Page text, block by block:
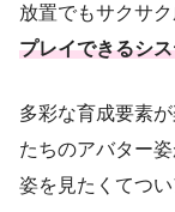
放置でもサクサ
プレイできるシ
多彩な育成要素
たちのアバター
姿を見たくてつ